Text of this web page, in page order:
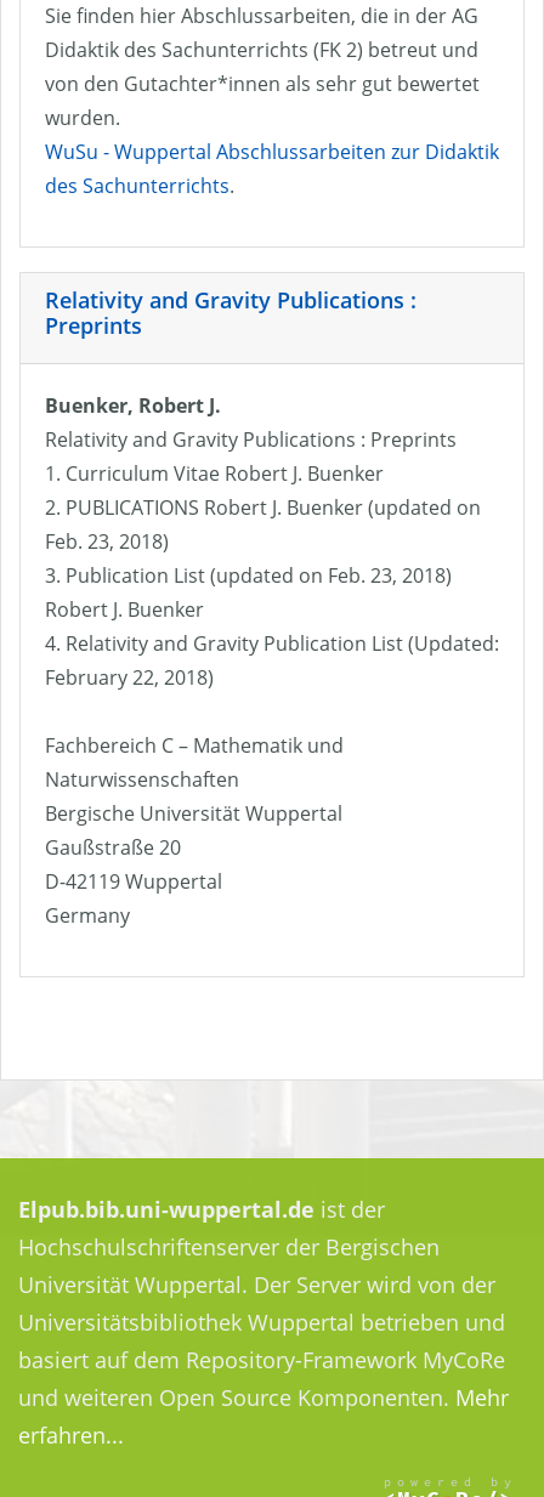
Sie finden hier Abschlussarbeiten, die in der AG
Didaktik des Sachunterrichts (FK 2) betreut und
von den Gutachter*innen als sehr gut bewertet
wurden.
WuSu - Wuppertal Abschlussarbeiten zur Didaktik
des Sachunterrichts.
Relativity and Gravity Publications :
Preprints
Buenker, Robert J.
Relativity and Gravity Publications : Preprints
1. Curriculum Vitae Robert J. Buenker
2. PUBLICATIONS Robert J. Buenker (updated on
Feb. 23, 2018)
3. Publication List (updated on Feb. 23, 2018)
Robert J. Buenker
4. Relativity and Gravity Publication List (Updated:
February 22, 2018)
Fachbereich C – Mathematik und
Naturwissenschaften
Bergische Universität Wuppertal
Gaußstraße 20
D-42119 Wuppertal
Germany
Elpub.bib.uni-wuppertal.de ist der
Hochschulschriftenserver der Bergischen
Universität Wuppertal. Der Server wird von der
Universitätsbibliothek Wuppertal betrieben und
basiert auf dem Repository-Framework MyCoRe
und weiteren Open Source Komponenten. Mehr
erfahren...